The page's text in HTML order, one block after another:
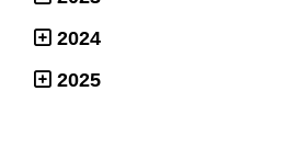
2024
2025